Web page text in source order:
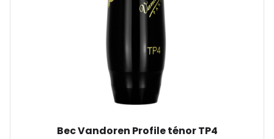
Bec Vandoren Profile ténor TP4